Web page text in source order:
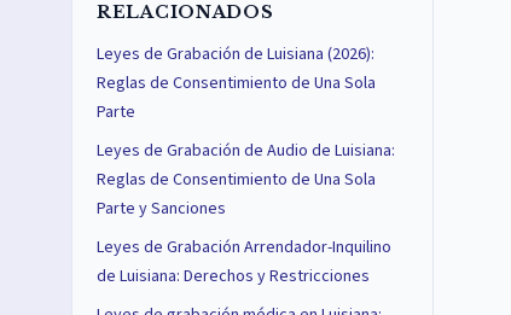
RELACIONADOS
Leyes de Grabación de Luisiana (2026):
Reglas de Consentimiento de Una Sola
Parte
Leyes de Grabación de Audio de Luisiana:
Reglas de Consentimiento de Una Sola
Parte y Sanciones
Leyes de Grabación Arrendador-Inquilino
de Luisiana: Derechos y Restricciones